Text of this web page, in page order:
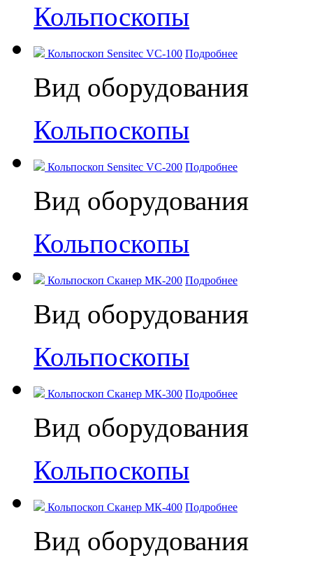
Кольпоскопы
Кольпоскоп Sensitec VC-100 Подробнее
Вид оборудования
Кольпоскопы
Кольпоскоп Sensitec VC-200 Подробнее
Вид оборудования
Кольпоскопы
Кольпоскоп Сканер МК-200 Подробнее
Вид оборудования
Кольпоскопы
Кольпоскоп Сканер МК-300 Подробнее
Вид оборудования
Кольпоскопы
Кольпоскоп Сканер МК-400 Подробнее
Вид оборудования